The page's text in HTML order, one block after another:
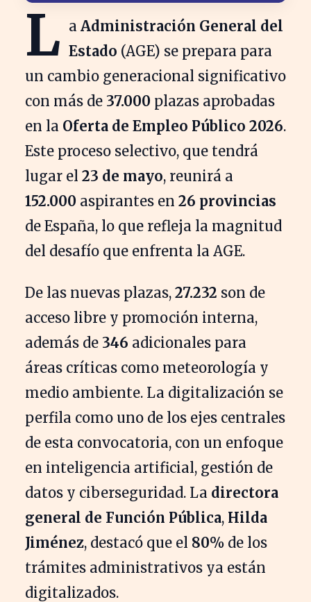
L a Administración General del
Estado (AGE) se prepara para
un cambio generacional significativo
con más de 37.000 plazas aprobadas
en la Oferta de Empleo Público 2026.
Este proceso selectivo, que tendrá
lugar el 23 de mayo, reunirá a
152.000 aspirantes en 26 provincias
de España, lo que refleja la magnitud
del desafío que enfrenta la AGE.
De las nuevas plazas, 27.232 son de
acceso libre y promoción interna,
además de 346 adicionales para
áreas críticas como meteorología y
medio ambiente. La digitalización se
perfila como uno de los ejes centrales
de esta convocatoria, con un enfoque
en inteligencia artificial, gestión de
datos y ciberseguridad. La directora
general de Función Pública, Hilda
Jiménez, destacó que el 80% de los
trámites administrativos ya están
digitalizados.